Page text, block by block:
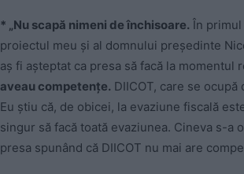
* „Nu scapă nimeni de închisoare. În primul
proiectul meu şi al domnului preşedinte
aş fi aşteptat ca presa să facă la momentul
aveau competenţe. DIICOT, care se
Eu ştiu că, de obicei, la evaziune fiscală
singur să facă toată evaziunea. Cineva s-
presa spunând că DIICOT nu mai are